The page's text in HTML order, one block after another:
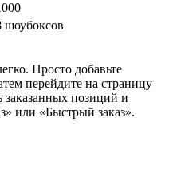
шоубоксов
Просто добавьте
перейдите на страницу
заказанных позиций и
или «Быстрый заказ».